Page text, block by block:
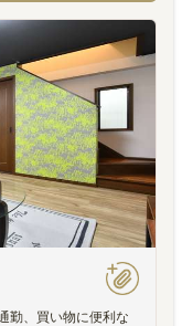
勤、買い物に便利な